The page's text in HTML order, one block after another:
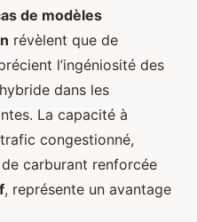
de modèles
révèlent que de
l’ingéniosité des
dans les
La capacité à
congestionné,
carburant renforcée
, représente un avantage